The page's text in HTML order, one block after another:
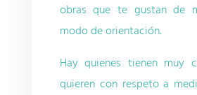
obras que te gustan de
modo de orientación.
Hay quienes tienen muy
quieren con respeto a